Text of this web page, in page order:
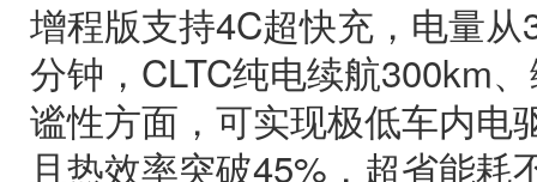
增程版支持4C超快充，电量
分钟，CLTC纯电续航300km
谧性方面，可实现极低车内电
且热效率突破45%，超省能耗